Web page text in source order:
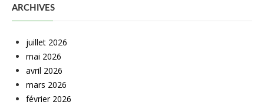
ARCHIVES
juillet 2026
mai 2026
avril 2026
mars 2026
février 2026